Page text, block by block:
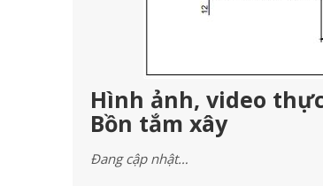
Hình ảnh, video thực
Bồn tắm xây
Đang cập nhật…